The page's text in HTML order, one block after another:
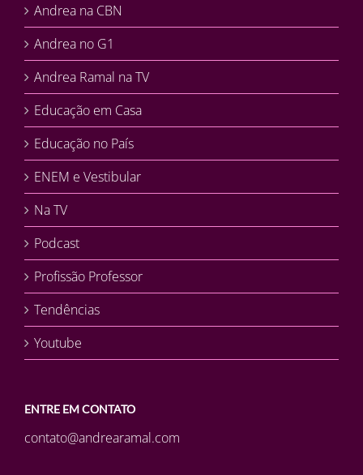
Andrea na CBN
Andrea no G1
Andrea Ramal na TV
Educação em Casa
Educação no País
ENEM e Vestibular
Na TV
Podcast
Profissão Professor
Tendências
Youtube
ENTRE EM CONTATO
contato@andrearamal.com